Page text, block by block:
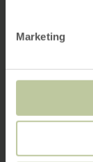
Marketing